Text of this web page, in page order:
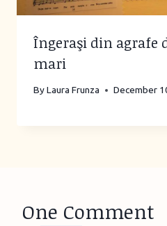
Îngeraşi din agrafe
mari
ByLaura Frunza December
One Comment